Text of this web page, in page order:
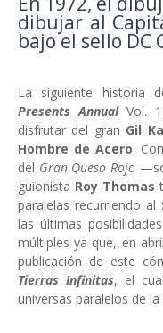
dibujar al
bajo el sello DC
La siguiente historia
Presents AnnualVol. 1
disfrutar del gran Gil
Hombre de Acero.
del Gran Queso Rojo
guionista Roy Thomas
paralelas recurriendo al
las últimas
múltiples ya que, en
publicación de este
Tierras Infinitas, el
universas paralelos de